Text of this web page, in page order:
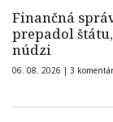
Finančná
prepadol
núdzi
06. 08. 2026 | 3